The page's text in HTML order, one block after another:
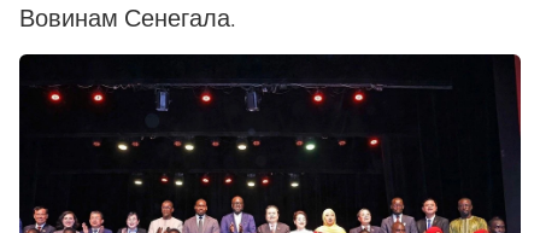
Вовинам Сенегала.